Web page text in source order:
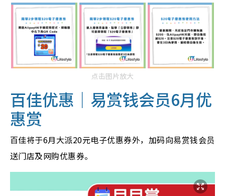
点击图片放大
百佳优惠｜易赏钱会员6月优
惠赏
百佳将于6月大派20元电子优惠券外，加码向易赏钱会员
送门店及网购优惠券。